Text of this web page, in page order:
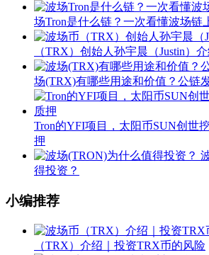
场Tron是什么链？一次看懂波场链
（TRX）创始人孙宇晨（Justin）
场(TRX)有哪些用途和价值？公链
Tron的YFI项目，太阳币SUN创世
押
得投资？
小编推荐
（TRX）介绍｜投资TRX币的风险